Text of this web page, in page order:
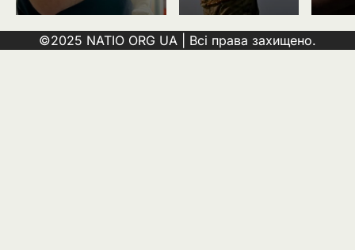
©2025 NATIO ORG UA | Всі права захищено.